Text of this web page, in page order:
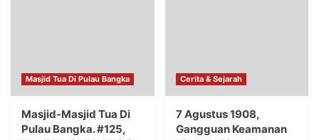
Masjid Tua Di Pulau Bangka
Masjid-Masjid Tua Di
Pulau Bangka. #125,
Cerita & Sejarah
7 Agustus 1908,
Gangguan Keamanan